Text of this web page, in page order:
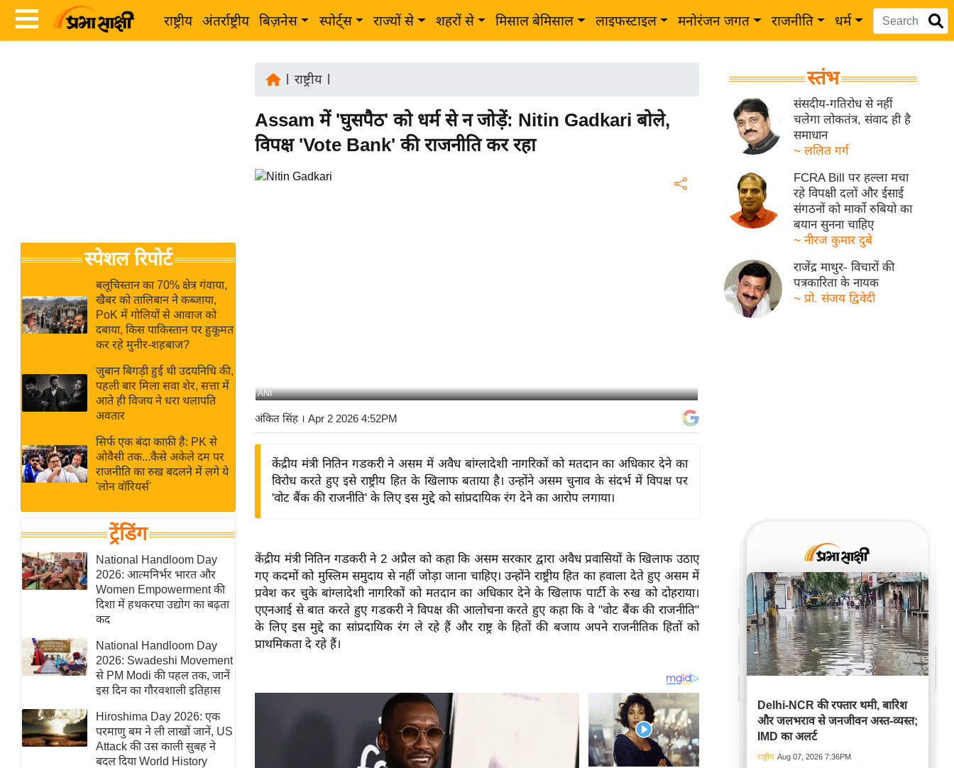
राष्ट्रीय अंतर्राष्ट्रीय बिज़नेस स्पोर्ट्स राज्यों से शहरों से मिसाल बेमिसाल लाइफस्टाइल मनोरंजन जगत राजनीति धर्म
Breaking
News in
Hindi
Hindi
Videos
जगत
राय
बजट
IPL
2026
ई-पेपर
मिसाल बेमिसाल
शख्सियत
यंग इंडिया
साहित्य जगत
ऑटो वर्ल्ड
न्यूज ब्रीफ
मनोरंजन जगत
बॉलीवुड
हॉलीवुड
फिल्म समीक्षा
Breaking
News
लाइफस्टाइल
टेक्नॉलॉजी
स्पेशल रिपोर्ट
बलूचिस्तान का 70% क्षेत्र गंवाया,
खैबर को तालिबान ने कब्जाया,
PoK में गोलियों से आवाज को
दबाया, किस पाकिस्तान पर हुकूमत
कर रहे मुनीर-शहबाज?
जुबान बिगड़ी हुई थी उदयनिधि की,
पहली बार मिला सवा शेर, सत्ता में
आते ही विजय ने धरा थलापति
अवतार
सिर्फ एक बंदा काफ़ी है: PK से
ओवैसी तक...कैसे अकेले दम पर
राजनीति का रुख बदलने में लगे ये
'लोन वॉरियर्स'
ट्रेंडिंग
National Handloom Day
2026: आत्मनिर्भर भारत और
Women Empowerment की
दिशा में हथकरघा उद्योग का बढ़ता
कद
National Handloom Day
2026: Swadeshi Movement
से PM Modi की पहल तक, जानें
इस दिन का गौरवशाली इतिहास
Hiroshima Day 2026: एक
परमाणु बम ने ली लाखों जानें, US
Attack की उस काली सुबह ने
बदल दिया World History
राष्ट्रीय|
Assam में 'घुसपैठ' को धर्म से न जोड़ें: Nitin Gadkari बोले,
विपक्ष 'Vote Bank' की राजनीति कर रहा
ANI
अंकित सिंह। Apr 2 2026 4:52PM
केंद्रीय मंत्री नितिन गडकरी ने असम में अवैध बांग्लादेशी नागरिकों को मतदान का अधिकार देने का
विरोध करते हुए इसे राष्ट्रीय हित के खिलाफ बताया है। उन्होंने असम चुनाव के संदर्भ में विपक्ष पर
'वोट बैंक की राजनीति' के लिए इस मुद्दे को सांप्रदायिक रंग देने का आरोप लगाया।
केंद्रीय मंत्री नितिन गडकरी ने 2 अप्रैल को कहा कि असम सरकार द्वारा अवैध प्रवासियों के खिलाफ उठाए
गए कदमों को मुस्लिम समुदाय से नहीं जोड़ा जाना चाहिए। उन्होंने राष्ट्रीय हित का हवाला देते हुए असम में
प्रवेश कर चुके बांग्लादेशी नागरिकों को मतदान का अधिकार देने के खिलाफ पार्टी के रुख को दोहराया।
एएनआई से बात करते हुए गडकरी ने विपक्ष की आलोचना करते हुए कहा कि वे "वोट बैंक की राजनीति"
के लिए इस मुद्दे का सांप्रदायिक रंग ले रहे हैं और राष्ट्र के हितों की बजाय अपने राजनीतिक हितों को
प्राथमिकता दे रहे हैं।
स्तंभ
संसदीय-गतिरोध से नहीं
चलेगा लोकतंत्र, संवाद ही है
समाधान
~ ललित गर्ग
FCRA Bill पर हल्ला मचा
रहे विपक्षी दलों और ईसाई
संगठनों को मार्को रुबियो का
बयान सुनना चाहिए
~ नीरज कुमार दुबे
राजेंद्र माथुर- विचारों की
पत्रकारिता के नायक
~ प्रो. संजय द्विवेदी
Delhi-NCR की रफ्तार थमी, बारिश
और जलभराव से जनजीवन अस्त-व्यस्त;
IMD का अलर्ट
राष्ट्रीय Aug 07, 2026 7:36PM